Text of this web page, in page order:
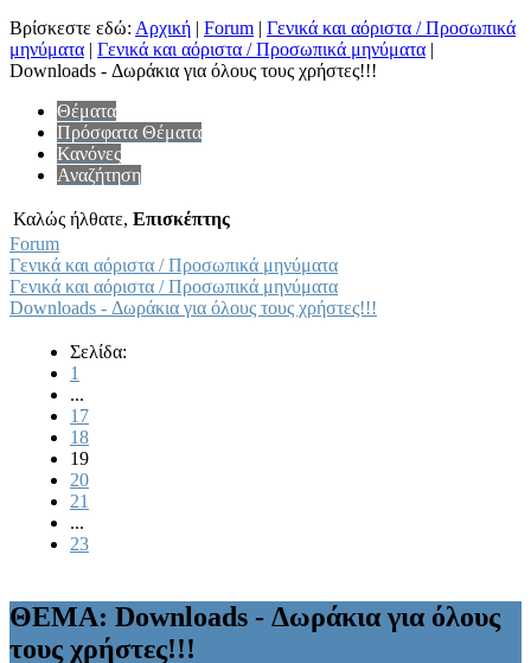
Βρίσκεστε εδώ: Αρχική | Forum | Γενικά και αόριστα / Προσωπικά
μηνύματα | Γενικά και αόριστα / Προσωπικά μηνύματα |
Downloads - Δωράκια για όλους τους χρήστες!!!
Θέματα
Πρόσφατα Θέματα
Κανόνες
Αναζήτηση
Καλώς ήλθατε, Επισκέπτης
Forum
Γενικά και αόριστα / Προσωπικά μηνύματα
Γενικά και αόριστα / Προσωπικά μηνύματα
Downloads - Δωράκια για όλους τους χρήστες!!!
Σελίδα:
1
...
17
18
19
20
21
...
23
ΘΕΜΑ: Downloads - Δωράκια για όλους
τους χρήστες!!!